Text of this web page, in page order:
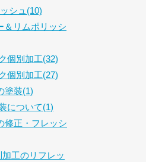
シュ(10)
＆リムポリッシ
個別加工(32)
個別加工(27)
塗装(1)
について(1)
修正・フレッシ
工のリフレッ